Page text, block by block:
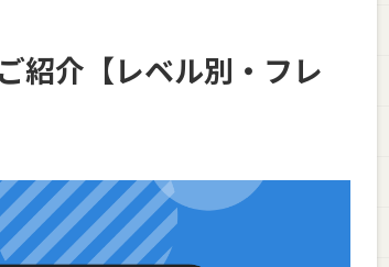
紹介【レベル別・フレ